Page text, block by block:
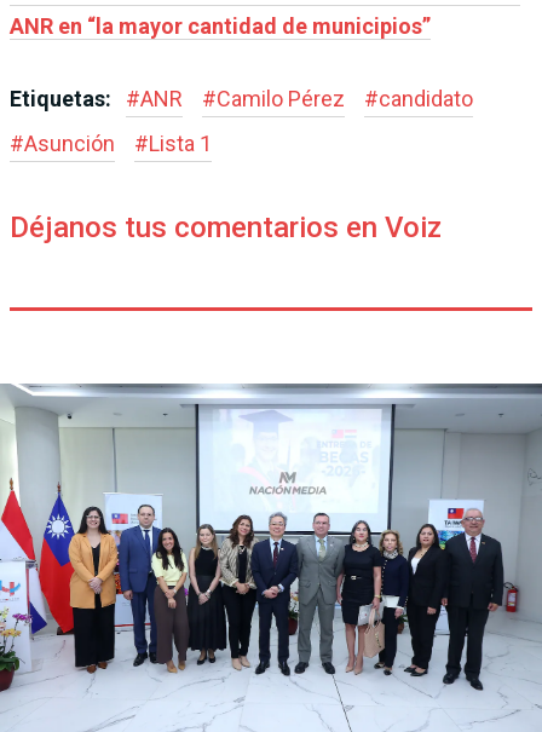
ANR en “la mayor cantidad de municipios”
Etiquetas: #ANR #Camilo Pérez #candidato
#Asunción #Lista 1
Déjanos tus comentarios en Voiz